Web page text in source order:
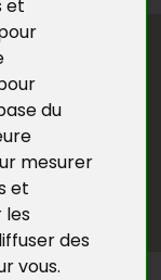
et
du
mesurer
et
les
des
vous.